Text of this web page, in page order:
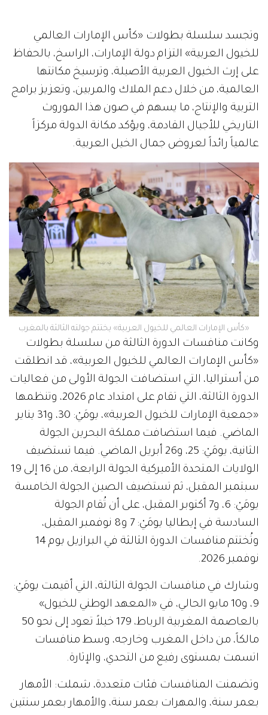
وتجسد سلسلة بطولات «كأس الإمارات العالمي
للخيول العربية» التزام دولة الإمارات، الراسخ، بالحفاظ
على إرث الخيول العربية الأصيلة، وترسيخ مكانتها
العالمية، من خلال دعم الملاك والمربين، وتعزيز برامج
التربية والإنتاج، ما يسهم في صون هذا الموروث
التاريخي للأجيال القادمة، ويؤكد مكانة الدولة مركزاً
عالمياً رائداً لعروض جمال الخيل العربية.
«كأس الإمارات العالمي للخيول العربية» يختتم جولته الثالثة بالمغرب
وكانت منافسات الدورة الثالثة من سلسلة بطولات
«كأس الإمارات العالمي للخيول العربية»، قد انطلقت
من أستراليا، التي استضافت الجولة الأولى من فعاليات
الدورة الثالثة، التي تقام على امتداد عام 2026، وتنظمها
«جمعية الإمارات للخيول العربية»، يومَيْ: 30، و31 يناير
الماضي. فيما استضافت مملكة البحرين الجولة
الثانية، يومَيْ: 25، و26 أبريل الماضي. فيما تستضيف
الولايات المتحدة الأميركية الجولة الرابعة، من 16 إلى 19
سبتمبر المقبل، ثم تستضيف الصين الجولة الخامسة
يومَيْ: 6، و7 أكتوبر المقبل، على أن تُقام الجولة
السادسة في إيطاليا يومَيْ: 7 و8 نوفمبر المقبل،
وتُختتم منافسات الدورة الثالثة في البرازيل يوم 14
نوفمبر 2026.
وشارك في منافسات الجولة الثالثة، التي أقيمت يومَيْ:
9، و10 مايو الحالي، في «المعهد الوطني للخيول»
بالعاصمة المغربية الرباط، 179 خيلاً تعود إلى نحو 50
مالكاً، من داخل المغرب وخارجه، وسط منافسات
اتسمت بمستوى رفيع من التحدي، والإثارة.
وتضمنت المنافسات فئات متعددة، شملت: الأمهار
بعمر سنة، والمهرات بعمر سنة، والأمهار بعمر سنتين